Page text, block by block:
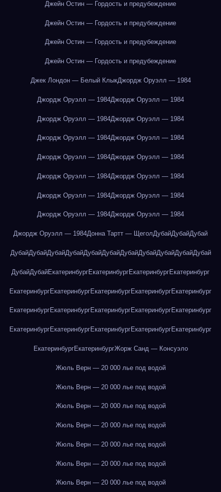
Джейн Остин — Гордость и предубеждение
Джейн Остин — Гордость и предубеждение
Джейн Остин — Гордость и предубеждение
Джейн Остин — Гордость и предубеждение
Джек Лондон — Белый КлыкДжордж Оруэлл — 1984
Джордж Оруэлл — 1984Джордж Оруэлл — 1984
Джордж Оруэлл — 1984Джордж Оруэлл — 1984
Джордж Оруэлл — 1984Джордж Оруэлл — 1984
Джордж Оруэлл — 1984Джордж Оруэлл — 1984
Джордж Оруэлл — 1984Джордж Оруэлл — 1984
Джордж Оруэлл — 1984Джордж Оруэлл — 1984
Джордж Оруэлл — 1984Джордж Оруэлл — 1984
Джордж Оруэлл — 1984Донна Тартт — ЩеголДубайДубайДубай
ДубайДубайДубайДубайДубайДубайДубайДубайДубайДубайДубай
ДубайДубайЕкатеринбургЕкатеринбургЕкатеринбургЕкатеринбург
ЕкатеринбургЕкатеринбургЕкатеринбургЕкатеринбургЕкатеринбург
ЕкатеринбургЕкатеринбургЕкатеринбургЕкатеринбургЕкатеринбург
ЕкатеринбургЕкатеринбургЕкатеринбургЕкатеринбургЕкатеринбург
ЕкатеринбургЕкатеринбургЖорж Санд — Консуэло
Жюль Верн — 20 000 лье под водой
Жюль Верн — 20 000 лье под водой
Жюль Верн — 20 000 лье под водой
Жюль Верн — 20 000 лье под водой
Жюль Верн — 20 000 лье под водой
Жюль Верн — 20 000 лье под водой
Жюль Верн — 20 000 лье под водой